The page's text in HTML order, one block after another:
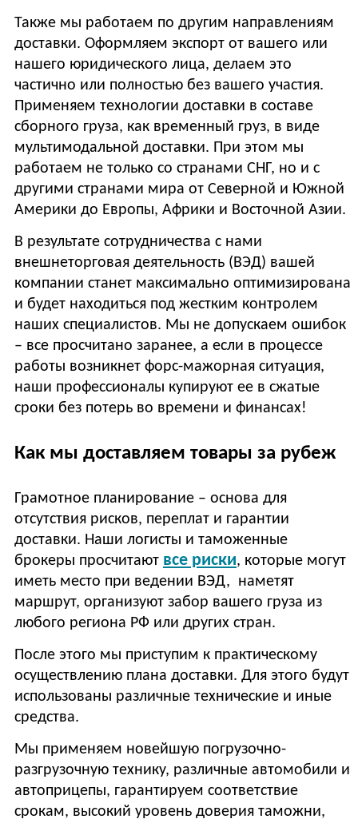
Также мы работаем по другим направлениям
доставки. Оформляем экспорт от вашего или
нашего юридического лица, делаем это
частично или полностью без вашего участия.
Применяем технологии доставки в составе
сборного груза, как временный груз, в виде
мультимодальной доставки. При этом мы
работаем не только со странами СНГ, но и с
другими странами мира от Северной и Южной
Америки до Европы, Африки и Восточной Азии.
В результате сотрудничества с нами
внешнеторговая деятельность (ВЭД) вашей
компании станет максимально оптимизирована
и будет находиться под жестким контролем
наших специалистов. Мы не допускаем ошибок
– все просчитано заранее, а если в процессе
работы возникнет форс-мажорная ситуация,
наши профессионалы купируют ее в сжатые
сроки без потерь во времени и финансах!
Как мы доставляем товары за рубеж
Грамотное планирование – основа для
отсутствия рисков, переплат и гарантии
доставки. Наши логисты и таможенные
брокеры просчитают все риски, которые могут
иметь место при ведении ВЭД, наметят
маршрут, организуют забор вашего груза из
любого региона РФ или других стран.
После этого мы приступим к практическому
осуществлению плана доставки. Для этого будут
использованы различные технические и иные
средства.
Мы применяем новейшую погрузочно-
разгрузочную технику, различные автомобили и
автоприцепы, гарантируем соответствие
срокам, высокий уровень доверия таможни,